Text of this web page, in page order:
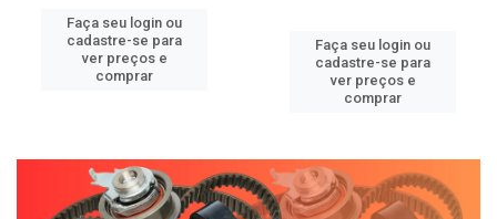
Faça seu login ou
cadastre-se para
ver preços e
comprar
Faça seu login ou
cadastre-se para
ver preços e
comprar